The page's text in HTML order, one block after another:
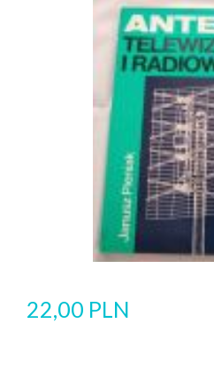
22,00 PLN